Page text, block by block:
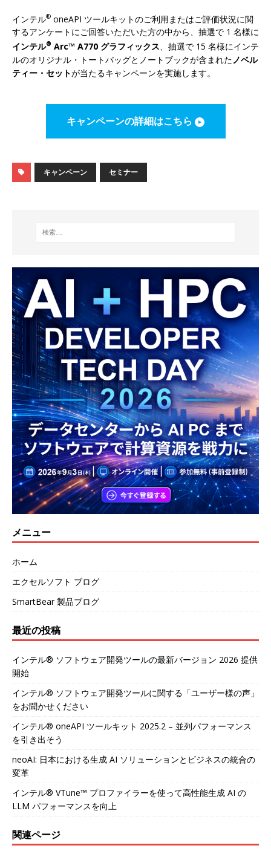
インテル® oneAPI ツールキットのご利用またはご評価状況に関
するアンケートにご回答いただいた方の中から、抽選で 1 名様に
インテル® Arc™ A770 グラフィックス、抽選で 15 名様にインテ
ルのオリジナル・トートバッグとノートブックが含まれたノベル
ティー・セットが当たるキャンペーンを実施します。
キャンペーンの詳細はこちら
キャンペーン セミナー
メニュー
ホーム
エクセルソフト ブログ
SmartBear 製品ブログ
最近の投稿
インテル® ソフトウェア開発ツールの最新バージョン 2026 提供
開始
インテル® ソフトウェア開発ツールに関する「ユーザー様の声」
をお聞かせください
インテル® oneAPI ツールキット 2025.2 – 並列パフォーマンス
を引き出そう
neoAI: 日本における生成 AI ソリューションとビジネスの統合の
変革
インテル® VTune™ プロファイラーを使って高性能生成 AI の
LLM パフォーマンスを向上
関連ページ